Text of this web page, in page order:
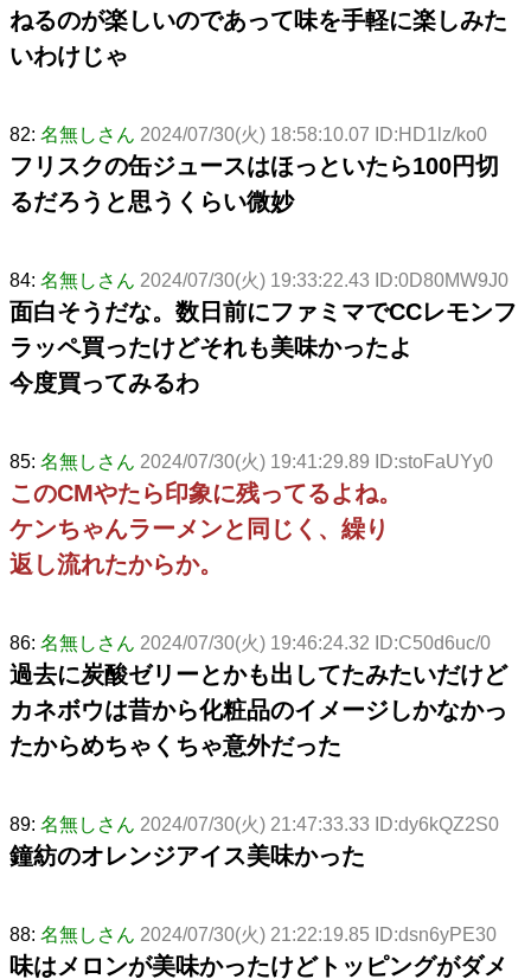
ねるのが楽しいのであって味を手軽に楽しみた
いわけじゃ
82: 名無しさん 2024/07/30(火) 18:58:10.07 ID:HD1lz/ko0
フリスクの缶ジュースはほっといたら100円切
るだろうと思うくらい微妙
84: 名無しさん 2024/07/30(火) 19:33:22.43 ID:0D80MW9J0
面白そうだな。数日前にファミマでCCレモンフ
ラッペ買ったけどそれも美味かったよ
今度買ってみるわ
85: 名無しさん 2024/07/30(火) 19:41:29.89 ID:stoFaUYy0
このCMやたら印象に残ってるよね。
ケンちゃんラーメンと同じく、繰り
返し流れたからか。
86: 名無しさん 2024/07/30(火) 19:46:24.32 ID:C50d6uc/0
過去に炭酸ゼリーとかも出してたみたいだけど
カネボウは昔から化粧品のイメージしかなかっ
たからめちゃくちゃ意外だった
89: 名無しさん 2024/07/30(火) 21:47:33.33 ID:dy6kQZ2S0
鐘紡のオレンジアイス美味かった
88: 名無しさん 2024/07/30(火) 21:22:19.85 ID:dsn6yPE30
味はメロンが美味かったけどトッピングがダメ